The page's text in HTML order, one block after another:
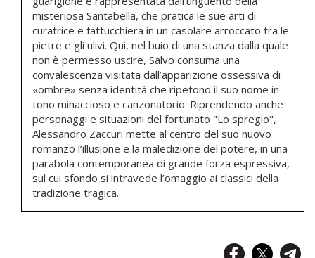
misteriosa Santabella, che pratica le sue arti di
curatrice e fattucchiera in un casolare arroccato tra le
pietre e gli ulivi. Qui, nel buio di una stanza dalla quale
non è permesso uscire, Salvo consuma una
convalescenza visitata dall’apparizione ossessiva di
«ombre» senza identità che ripetono il suo nome in
tono minaccioso e canzonatorio. Riprendendo anche
personaggi e situazioni del fortunato "Lo spregio",
Alessandro Zaccuri mette al centro del suo nuovo
romanzo l’illusione e la maledizione del potere, in una
parabola contemporanea di grande forza espressiva,
sul cui sfondo si intravede l’omaggio ai classici della
tradizione tragica.